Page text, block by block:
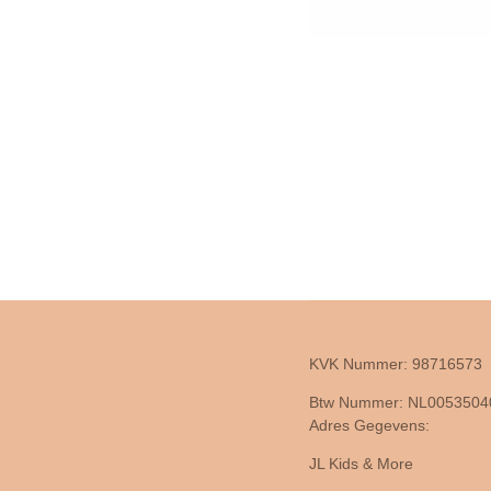
KVK Nummer: 98716573
Btw Nummer:
Adres Gegevens:
JL Kids & More